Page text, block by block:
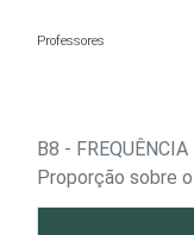
Professores
B8 -
Proporção sobre